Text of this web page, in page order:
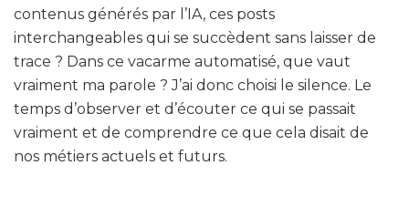
contenus générés par l’IA, ces posts
interchangeables qui se succèdent sans laisser de
trace ? Dans ce vacarme automatisé, que vaut
vraiment ma parole ? J’ai donc choisi le silence. Le
temps d’observer et d’écouter ce qui se passait
vraiment et de comprendre ce que cela disait de
nos métiers actuels et futurs.